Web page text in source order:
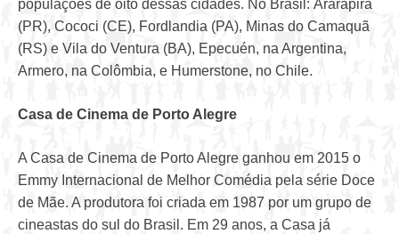
populações de oito dessas cidades. No Brasil: Ararapira
(PR), Cococi (CE), Fordlandia (PA), Minas do Camaquã
(RS) e Vila do Ventura (BA), Epecuén, na Argentina,
Armero, na Colômbia, e Humerstone, no Chile.
Casa de Cinema de Porto Alegre
A Casa de Cinema de Porto Alegre ganhou em 2015 o
Emmy Internacional de Melhor Comédia pela série Doce
de Mãe. A produtora foi criada em 1987 por um grupo de
cineastas do sul do Brasil. Em 29 anos, a Casa já